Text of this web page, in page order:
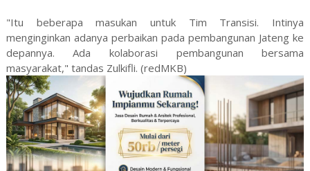
"Itu beberapa masukan untuk Tim Transisi. Intinya
menginginkan adanya perbaikan pada pembangunan Jateng ke
depannya. Ada kolaborasi pembangunan bersama
masyarakat," tandas Zulkifli. (redMKB)